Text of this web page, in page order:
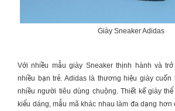
Giày Sneaker Adidas
Với nhiều mẫu giày Sneakerthịnh hành và trở
nhiều bạn trẻ. Adidas là thương hiệu giày
nhiều người tiêu dùng chuộng. Thiết kế giày
kiểu dáng, mẫu mã khác nhau làm đa dạng